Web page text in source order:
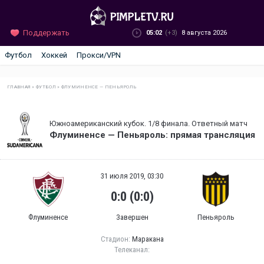
Поддержать 05:02 (+3) 8 августа 2026
Футбол Хоккей Прокси/VPN
ГЛАВНАЯ »ФУТБОЛ » ФЛУМИНЕНСЕ — ПЕНЬЯРОЛЬ
Южноамериканский кубок. 1/8 финала. Ответный матч
Флуминенсе — Пеньяроль: прямая трансляция
Флуминенсе
31 июля 2019, 03:30
0:0 (0:0)
Завершен Пеньяроль
Стадион: Маракана
Телеканал: